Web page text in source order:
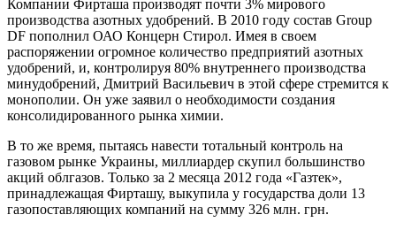
Компании Фирташа производят почти 3% мирового
производства азотных удобрений. В 2010 году состав Group
DF пополнил ОАО Концерн Стирол. Имея в своем
распоряжении огромное количество предприятий азотных
удобрений, и, контролируя 80% внутреннего производства
минудобрений, Дмитрий Васильевич в этой сфере стремится к
монополии. Он уже заявил о необходимости создания
консолидированного рынка химии.
В то же время, пытаясь навести тотальный контроль на
газовом рынке Украины, миллиардер скупил большинство
акций облгазов. Только за 2 месяца 2012 года «Газтек»,
принадлежащая Фирташу, выкупила у государства доли 13
газопоставляющих компаний на сумму 326 млн. грн.